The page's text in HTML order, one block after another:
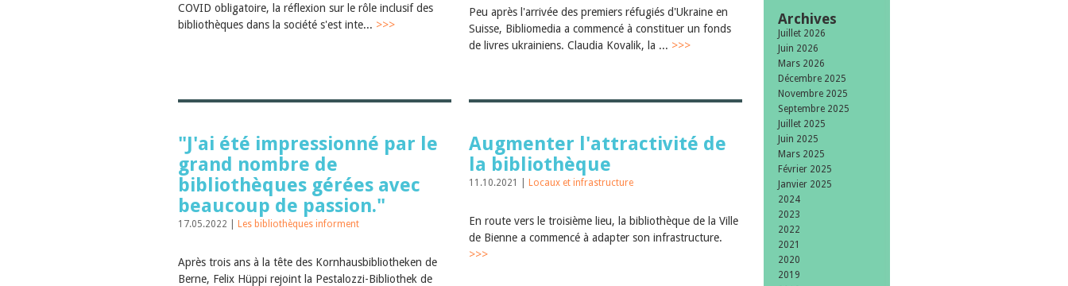
COVID obligatoire, la réflexion sur le rôle inclusif des
bibliothèques dans la société s'est inte... >>>
Peu après l'arrivée des premiers réfugiés d'Ukraine en
Suisse, Bibliomedia a commencé à constituer un fonds
de livres ukrainiens. Claudia Kovalik, la ... >>>
"J'ai été impressionné par le
grand nombre de
bibliothèques gérées avec
beaucoup de passion."
17.05.2022 | Les bibliothèques informent
Après trois ans à la tête des Kornhausbibliotheken de
Berne, Felix Hüppi rejoint la Pestalozzi-Bibliothek de
Augmenter l'attractivité de
la bibliothèque
11.10.2021 | Locaux et infrastructure
En route vers le troisième lieu, la bibliothèque de la Ville
de Bienne a commencé à adapter son infrastructure.
>>>
Archives
Juillet 2026
Juin 2026
Mars 2026
Décembre 2025
Novembre 2025
Septembre 2025
Juillet 2025
Juin 2025
Mars 2025
Février 2025
Janvier 2025
2024
2023
2022
2021
2020
2019